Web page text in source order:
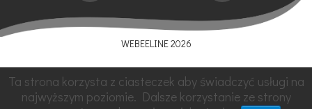
WEBEELINE 2026
ÜBER UNS KONTAKT PARTNERS
JOBS
FINDIFU
Ta strona korzysta z ciasteczek aby świadczyć usługi na
najwyższym poziomie. Dalsze korzystanie ze strony